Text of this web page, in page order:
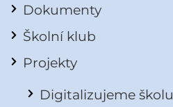
Dokumenty
Školní klub
Projekty
Digitalizujeme školu